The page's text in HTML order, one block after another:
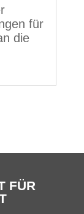
für
die
FÜR